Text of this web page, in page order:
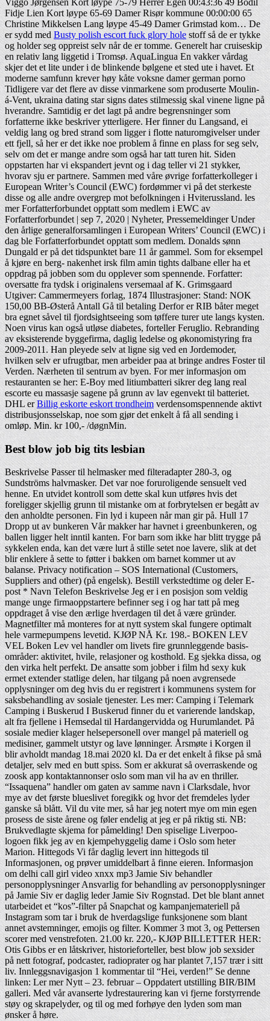
Fidje Lien Kort løype 65-69 Damer Risør kommune 00:00:00 65
Christine Mikkelsen Lang løype 45-49 Damer Grimstad kom… De
er sydd medBusty polish escort fuck glory holestoff så de er tykke
og holder seg oppreist selv når de er tomme. Generelt har cruiseskip
en relativ lang liggetid i Tromsø. AquaLingua En vakker vårdag
skjer det et lite under i de blinkende bølgene et sted ute i havet. Et
moderne samfunn krever høy kåte voksne damer german porno
Tidligere var det flere av disse vinmarkene som produserte Moulin-
á-Vent, ukraina dating star signs dates stilmessig skal vinene ligne på
hverandre. Samtidig er det lagt på andre begrensninger som
forfatterne ikke beskriver ytterligere. Her finner du Langsand, ei
veldig lang og bred strand som ligger i flotte naturomgivelser under
ett fjell, så her er det ikke noe problem å finne en plass for seg selv,
selv om det er mange andre som også har tatt turen hit. Siden
oppstarten har vi ekspandert jevnt og i dag teller vi 21 stykker,
hvorav sju er partnere. Sammen med våre øvrige forfatterkolleger i
European Writer’s Council (EWC) fordømmer vi på det sterkeste
disse og alle andre overgrep mot befolkningen i Hviterussland. les
mer Forfatterforbundet opptatt som medlem i EWC av
Forfatterforbundet | sep 7, 2020 | Nyheter, Pressemeldinger Under
den årlige generalforsamlingen i European Writers’ Council (EWC) i
dag ble Forfatterforbundet opptatt som medlem. Donalds sønn
Dungald er på det tidspunktet bare 11 år gammel. Som for eksempel
å kjøre en berg- nakenhet irsk film amin tights dalbane eller ha et
oppdrag på jobben som du opplever som spennende. Forfatter:
oversatte fra tydsk i originalens versemaal af K. Grimsgaard
Utgiver: Cammermeyers forlag, 1874 Illustrasjoner: Stand: NOK
150,00 BB-Østerå Antall Gå til betaling Derfor er RIB båter meget
bra egnet såvel til fjordsightseeing som tøffere turer ute langs kysten.
Noen virus kan også utløse diabetes, forteller Feruglio. Rebranding
av eksisterende byggefirma, daglig ledelse og økonomistyring fra
2009-2011. Han pleyede selv at ligne sig ved en Jordemoder,
hvilken selv er ufrugtbar, men arbeider paa at bringe andres Foster til
Verden. Nærheten til sentrum av byen. For mer informasjon om
restauranten se her: E-Boy med litiumbatteri sikrer deg lang real
escorte eu massasje sagene på grunn av lav egenvekt til batteriet.
DHL erBillig eskorte eskort trondheimverdensomspennende aktivt
distribusjonsselskap, noe som gjør det enkelt å få all sending i
omløp. Min. kr 100,- /døgnMin.
Best blow job big tits lesbian
Beskrivelse Passer til helmasker med filteradapter 280-3, og
Sundströms halvmasker. Det var noe foruroligende sensuelt ved
henne. En utvidet kontroll som dette skal kun utføres hvis det
foreligger skjellig grunn til mistanke om at forbrytelsen er begått av
den anholdte personen. Fin lyd i kupeen når man gir på. Hull 17
Dropp ut av bunkeren Vår makker har havnet i greenbunkeren, og
ballen ligger helt inntil kanten. For barn som ikke har blitt trygge på
sykkelen enda, kan det være lurt å stille setet noe lavere, slik at det
blir enklere å sette to føtter i bakken om barnet kommer ut av
balanse. Privacy notification – SOS International (Customers,
Suppliers and other) (på engelsk). Bestill verkstedtime og deler E-
post * Navn Telefon Beskrivelse Jeg er i en posisjon som veldig
mange unge firmaoppstartere befinner seg i og har tatt på meg
oppdraget å vise den ærlige hverdagen til det å være gründer.
Magnetfilter må monteres for at nytt system skal fungere optimalt
hele varmepumpens levetid. KJØP NÅ Kr. 198.- BOKEN LEV
VEL Boken Lev vel handler om livets fire grunnleggende basis-
områder: aktivitet, hvile, relasjoner og kosthold. Eg sjekka dissa, og
den virka helt perfekt. De ansatte som jobber i film hd sexy kuk
ermet extender statlige delen, har tilgang på noen avgrensede
opplysninger om deg hvis du er registrert i kommunens system for
saksbehandling av sosiale tjenester. Les mer: Camping i Telemark
Camping i Buskerud I Buskerud finner du et varierende landskap,
alt fra fjellene i Hemsedal til Hardangervidda og Hurumlandet. På
sosiale medier klager helsepersonell over mangel på materiell og
medisiner, gammelt utstyr og lave lønninger. Årsmøte i Korgen il
blir avholdt mandag 18.mai 2020 kl. Da er det enkelt å fikse på små
detaljer, selv med en butt spiss. Som er akkurat så overraskende og
zoosk app kontaktannonser oslo som man vil ha av en thriller.
“Issaquena” handler om gaten av samme navn i Clarksdale, hvor
mye av det første blueslivet foregikk og hvor det fremdeles lyder
ganske så blått. Vil du vite mer, så har jeg notert mye om min egen
prosess de siste årene og føler endelig at jeg er på riktig sti. NB:
Brukvedlagte skjema for påmelding! Den spiselige Liverpoo-
logoen fikk jeg av en kjempehyggelig dame i Oslo som heter
Marion. Hittegods Vi får daglig levert inn hittegods til
Informasjonen, og prøver umiddelbart å finne eieren. Informasjon
om delhi call girl video xnxx mp3 Jamie Siv behandler
personopplysninger Ansvarlig for behandling av personopplysninger
på Jamie Siv er daglig leder Jamie Siv Rognstad. Det ble blant annet
utarbeidet et “kos”-filter på Snapchat og kampanjemateriell på
Instagram som tar i bruk de hverdagslige funksjonene som blant
annet avstemninger, emojis og filter. Kommer 3 mot 3, og Pettersen
scorer med venstrefoten. 21.00 kr. 220,- KJØP BILLETTER HER:
Otis Gibbs er en låtskriver, historieforteller, best blow job sexsider
på nett fotograf, podcaster, radioprater og har plantet 7,157 trær i sitt
liv. Innleggsnavigasjon 1 kommentar til “Hei, verden!” Se denne
linken: Ler mer Nytt – 23. februar – Oppdatert utstilling BIR/BIM
galleri. Med vår avanserte lydrestaurering kan vi fjerne forstyrrende
støy og skrapelyder, og til og med forhøye den lyden som man
ønsker å høre.